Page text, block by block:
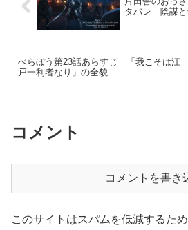
タバレ｜陰謀
べらぼう第23話あらすじ｜「我こそは江
戸一利者なり」の全貌
コメント
コメントを書き
このサイトはスパムを低減するた